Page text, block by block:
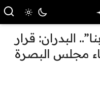
البدران: قرار
مجلس البصرة